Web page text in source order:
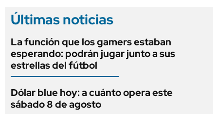
Últimas noticias
La función que los gamers estaban
esperando: podrán jugar junto a sus
estrellas del fútbol
Dólar blue hoy: a cuánto opera este
sábado 8 de agosto